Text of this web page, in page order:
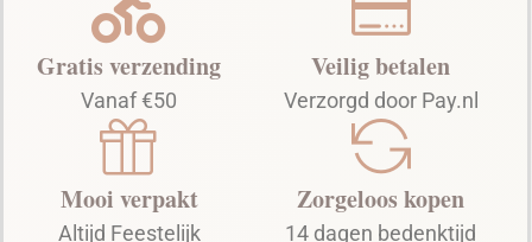
Gratis verzending
Vanaf €50
Mooi verpakt
Altijd Feestelijk
Veilig betalen
Verzorgd door Pay.nl
Zorgeloos kopen
14 dagen bedenktijd